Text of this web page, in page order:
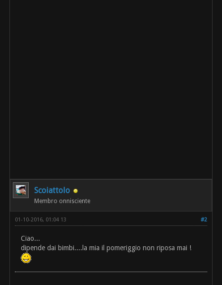
Scoiattolo
Membro onnisciente
#2
01-10-2016, 01:04 13
Ciao...
dipende dai bimbi....la mia il pomeriggio non riposa mai !